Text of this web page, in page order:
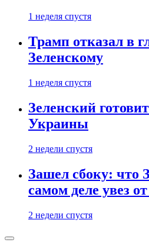
1 неделя спустя
Трамп отказал в
Зеленскому
1 неделя спустя
Зеленский
Украины
2 недели спустя
Зашел сбоку: что
самом деле увез
2 недели спустя